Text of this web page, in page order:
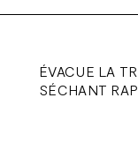
ÉVACUE LA
SÉCHANT